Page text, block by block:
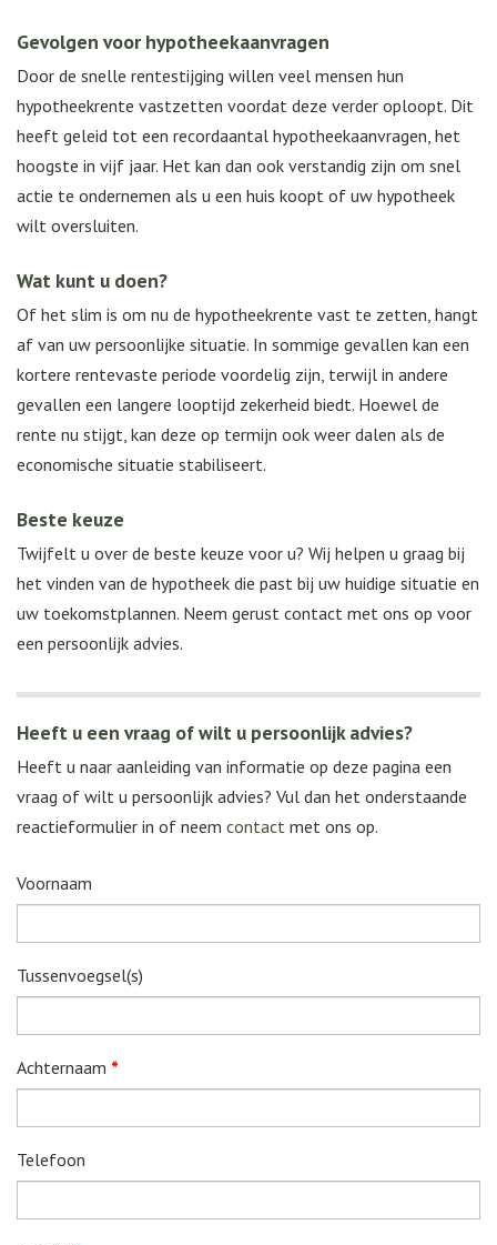
Gevolgen voor hypotheekaanvragen
Door de snelle rentestijging willen veel mensen hun
hypotheekrente vastzetten voordat deze verder oploopt. Dit
heeft geleid tot een recordaantal hypotheekaanvragen, het
hoogste in vijf jaar. Het kan dan ook verstandig zijn om snel
actie te ondernemen als u een huis koopt of uw hypotheek
wilt oversluiten.
Wat kunt u doen?
Of het slim is om nu de hypotheekrente vast te zetten, hangt
af van uw persoonlijke situatie. In sommige gevallen kan een
kortere rentevaste periode voordelig zijn, terwijl in andere
gevallen een langere looptijd zekerheid biedt. Hoewel de
rente nu stijgt, kan deze op termijn ook weer dalen als de
economische situatie stabiliseert.
Beste keuze
Twijfelt u over de beste keuze voor u? Wij helpen u graag bij
het vinden van de hypotheek die past bij uw huidige situatie en
uw toekomstplannen. Neem gerust contact met ons op voor
een persoonlijk advies.
Heeft u een vraag of wilt u persoonlijk advies?
Heeft u naar aanleiding van informatie op deze pagina een
vraag of wilt u persoonlijk advies? Vul dan het onderstaande
reactieformulier in of neem contact met ons op.
Voornaam
Tussenvoegsel(s)
Achternaam *
Telefoon